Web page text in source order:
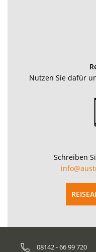
Nutzen Sie dafür
Schreiben
08142 - 66 99 720